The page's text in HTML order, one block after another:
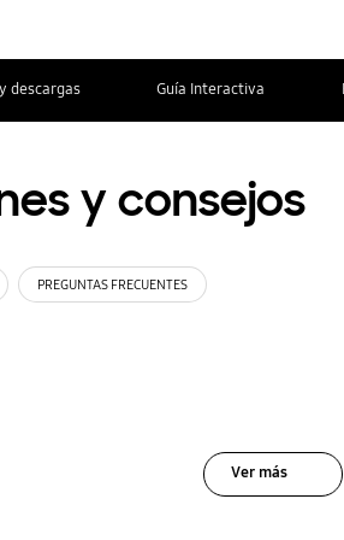
descargas Guía Interactiva
y consejos
PREGUNTAS FRECUENTES
Ver más